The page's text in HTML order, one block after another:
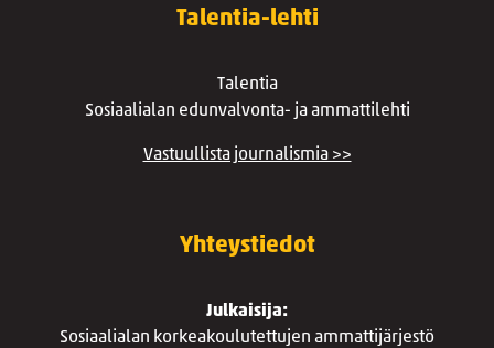
Talentia-lehti
Talentia
Sosiaalialan edunvalvonta- ja ammattilehti
Vastuullista journalismia >>
Yhteystiedot
Julkaisija:
Sosiaalialan korkeakoulutettujen ammattijärjestö